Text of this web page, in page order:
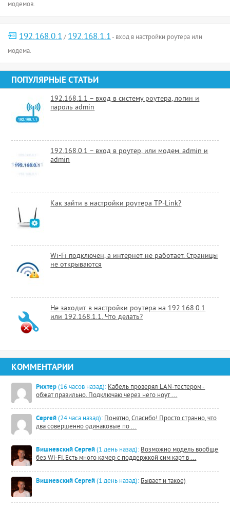
модемов.
192.168.0.1/192.168.1.1- вход в настройки роутера или
модема.
ПОПУЛЯРНЫЕ СТАТЬИ
192.168.1.1 – вход в систему роутера, логин и
пароль admin
192.168.0.1 – вход в роутер, или модем. admin и
admin
Как зайти в настройки роутера TP-Link?
Wi-Fi подключен, а интернет не работает. Страницы
не открываются
Не заходит в настройки роутера на 192.168.0.1
или 192.168.1.1. Что делать?
КОММЕНТАРИИ
Рихтер (16 часов назад): Кабель проверял LAN-тестером -
обжат правильно. Подключаю через него ноут ...
Сергей (24 часа назад): Понятно, Спасибо! Просто странно, что
два совершенно одинаковые по ...
Вишневский Сергей (1 день назад): Возможно модель вообще
без Wi-Fi. Есть много камер с поддержкой сим карт в ...
Вишневский Сергей (1 день назад): Бывает и такое)